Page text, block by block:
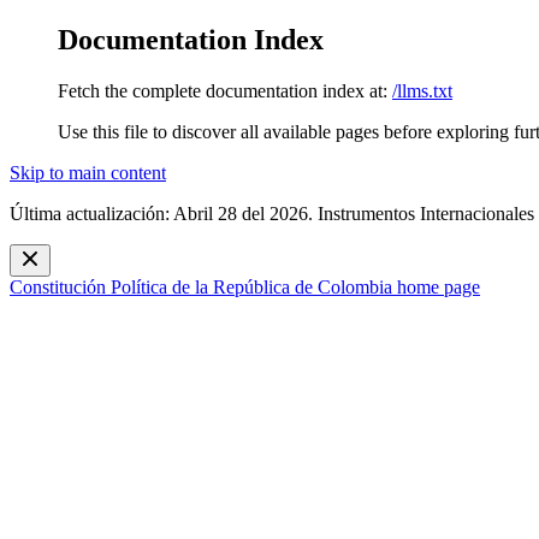
Documentation Index
Fetch the complete documentation index at: /llms.txt
Use this file to discover all available pages before exploring
Skip to main content
Última actualización: Abril 28 del 2026. Instrumentos Internacionales
Constitución Política de la República de Colombia home page